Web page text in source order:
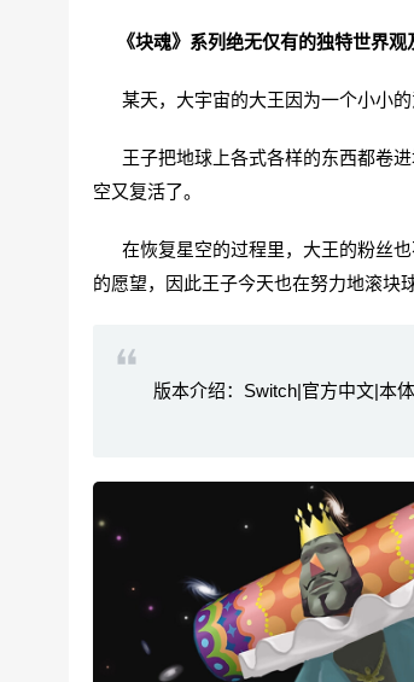
《块魂》系列绝无仅有的独特世界观
某天，大宇宙的大王因为一个小小的
王子把地球上各式各样的东西都卷进
空又复活了。
在恢复星空的过程里，大王的粉丝也
的愿望，因此王子今天也在努力地滚块球
版本介绍：Switch|官方中文|本